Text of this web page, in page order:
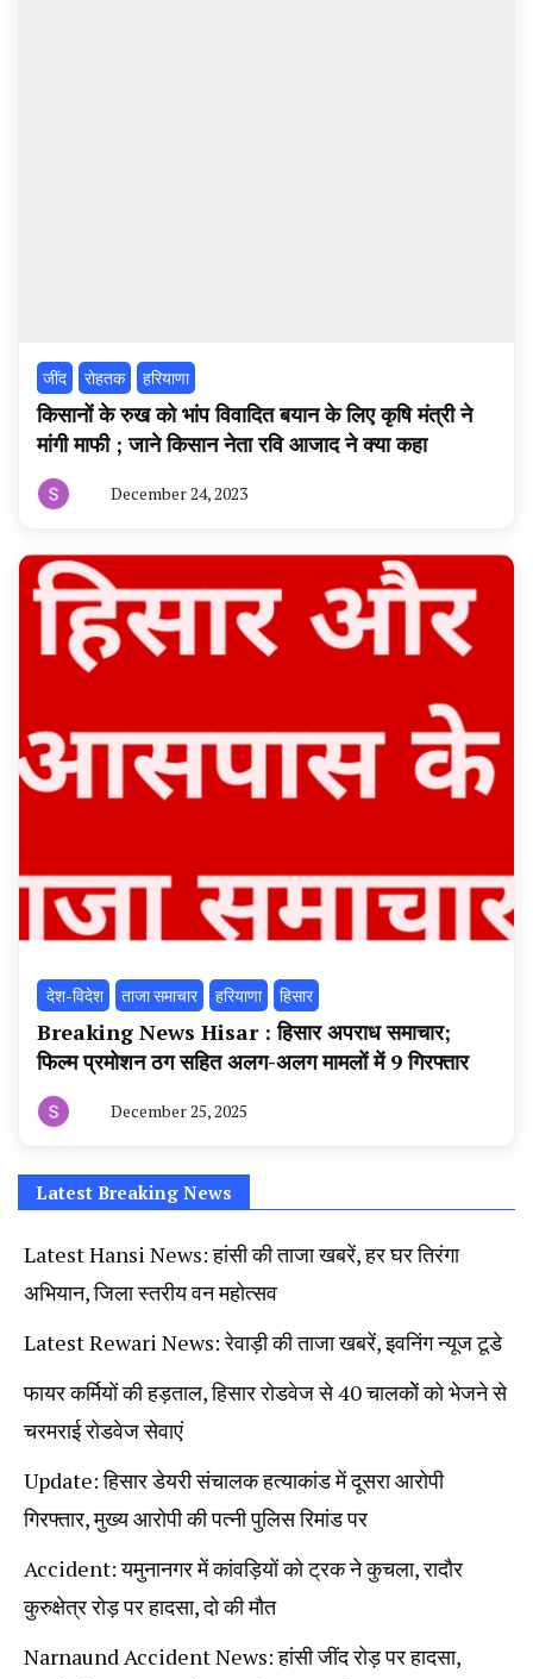
‌जींद रोहतक हरियाणा
किसानों के रुख को भांप विवादित बयान के लिए कृषि मंत्री ने
मांगी माफी ; जाने किसान नेता रवि आजाद ने क्या कहा
टूडे
December 24, 2023
‌ देश-विदेश ताजा समाचार हरियाणा हिसार
Breaking News Hisar : हिसार अपराध समाचार;
फिल्म प्रमोशन ठग सहित अलग-अलग मामलों में 9 गिरफ्तार
टूडे
December 25, 2025
Latest Breaking News
Latest Hansi News: हांसी की ताजा खबरें, हर घर तिरंगा
अभियान, जिला स्तरीय वन महोत्सव
Latest Rewari News: रेवाड़ी की ताजा खबरें, इवनिंग न्यूज टूडे
फायर कर्मियों की हड़ताल, हिसार रोडवेज से 40 चालकोें को भेजने से
चरमराई रोडवेज सेवाएं
Update: हिसार डेयरी संचालक हत्याकांड में दूसरा आरोपी
गिरफ्तार, मुख्य आरोपी की पत्नी पुलिस रिमांड पर
Accident: यमुनानगर में कांवड़ियों को ट्रक ने कुचला, रादौर
कुरुक्षेत्र रोड़ पर हादसा, दो की मौत
Narnaund Accident News: हांसी जींद रोड़ पर हादसा,